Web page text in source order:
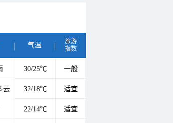
气温
旅游
指数
30/25℃ 一般
云 32/18℃ 适宜
22/14℃ 适宜